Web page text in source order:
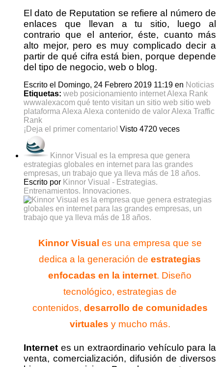
El dato de Reputation se refiere al número de
enlaces que llevan a tu sitio, luego al
contrario que el anterior, éste, cuanto más
alto mejor, pero es muy complicado decir a
partir de qué cifra está bien, porque depende
del tipo de negocio, web o blog.
Escrito el Domingo, 24 Febrero 2019 11:19 en Noticias
Etiquetas: web posicionamiento internetAlexa Rank
wwwalexacom qué tento visitan un sitio web sitio web
plataforma Alexa Alexa contenido de valorAlexa Traffic
Rank
¡Deja el primer comentario! Visto 4720 veces
Kinnor Visual es la empresa que genera
estrategias globales en internet para las grandes
empresas, un trabajo que ya lleva más de 18 años.
Escrito por Kinnor Visual - Estrategias.
Entrenamientos. Innovaciones.
Kinnor Visual es una empresa que se
dedica a la generación de estrategias
enfocadas en la internet. Diseño
tecnológico, estrategias de
contenidos, desarrollo de comunidades
virtuales y mucho más.
Internet es un extraordinario vehículo para la
venta, comercialización, difusión de diversos